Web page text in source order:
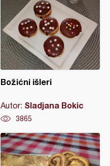
Božićni išleri
Autor: Sladjana Bokic
3865